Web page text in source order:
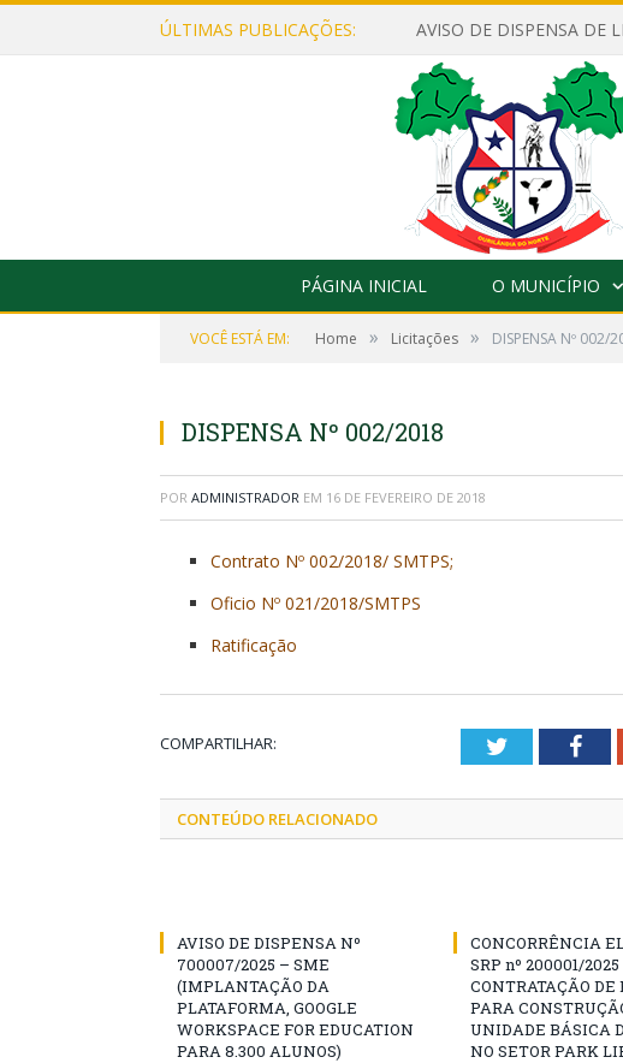
ÚLTIMAS PUBLICAÇÕES:
PÁGINA INICIAL O MUNICÍPIO
VOCÊ ESTÁ EM: Home » Licitações » DISPENSA Nº 002/
DISPENSA Nº 002/2018
POR ADMINISTRADOR EM 16 DE FEVEREIRO DE 2018
Contrato Nº 002/2018/ SMTPS;
Oficio Nº 021/2018/SMTPS
Ratificação
COMPARTILHAR: Twitter
CONTEÚDO RELACIONADO
AVISO DE DISPENSA Nº
700007/2025 – SME
(IMPLANTAÇÃO DA
PLATAFORMA, GOOGLE
WORKSPACE FOR EDUCATION
PARA 8.300 ALUNOS)
CONCORRÊNCIA
SRP nº 200001/
CONTRATAÇÃO
PARA
UNIDADE BÁSICA
NO SETOR PARK